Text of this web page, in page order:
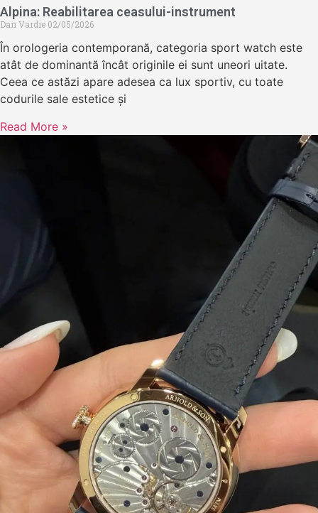
Alpina: Reabilitarea ceasului-instrument
Dan Vardie 02/05/2026
În orologeria contemporană, categoria sport watch este
atât de dominantă încât originile ei sunt uneori uitate.
Ceea ce astăzi apare adesea ca lux sportiv, cu toate
codurile sale estetice și
Read More »